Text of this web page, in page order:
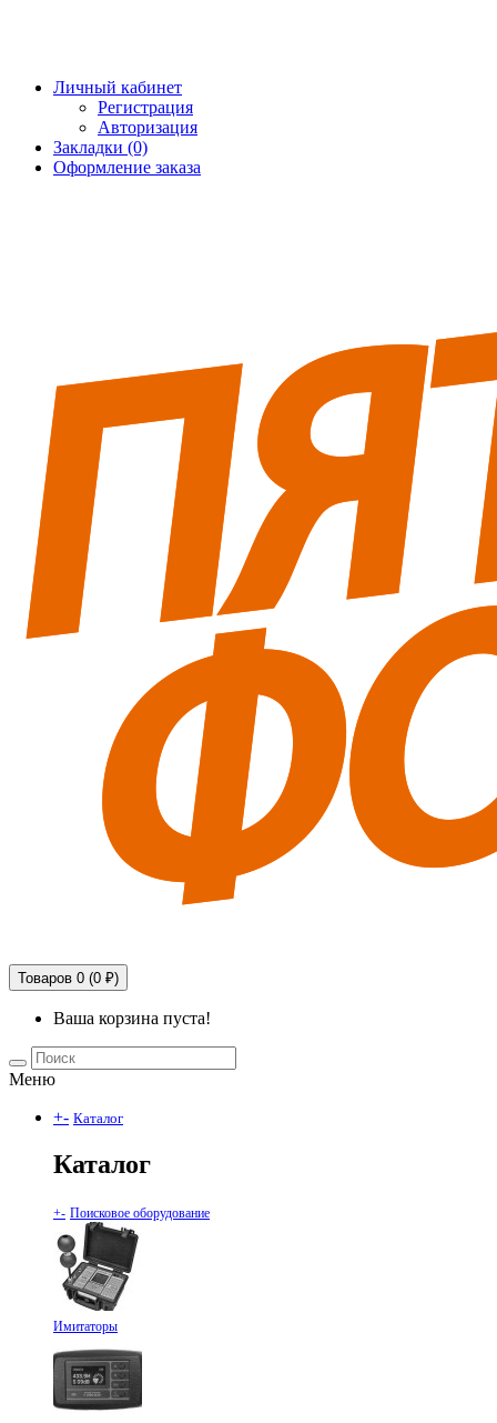
Личный кабинет
Регистрация
Авторизация
Закладки (0)
Оформление заказа
Товаров 0 (0 ₽)
Ваша корзина пуста!
Меню
+- Каталог
Каталог
+- Поисковое оборудование
Имитаторы